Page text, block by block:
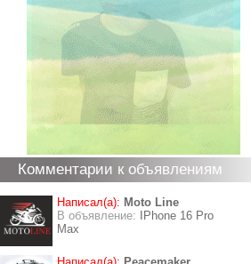
Комментарии к объявлениям
Написал(а): Moto Line
В объявление:
IPhone 16 Pro
Max